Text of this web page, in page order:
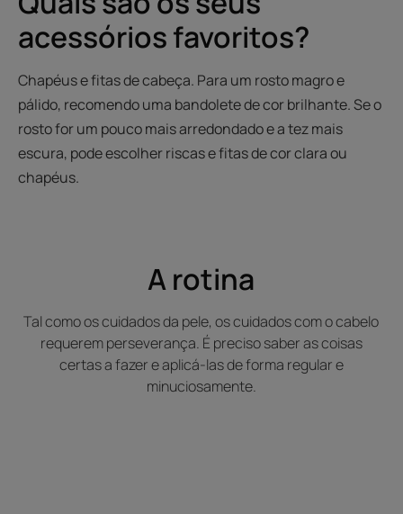
acessórios favoritos?
Chapéus e fitas de cabeça. Para um rosto magro e
pálido, recomendo uma bandolete de cor brilhante. Se o
rosto for um pouco mais arredondado e a tez mais
escura, pode escolher riscas e fitas de cor clara ou
chapéus.
A rotina
Tal como os cuidados da pele, os cuidados com o cabelo
requerem perseverança. É preciso saber as coisas
certas a fazer e aplicá-las de forma regular e
minuciosamente.